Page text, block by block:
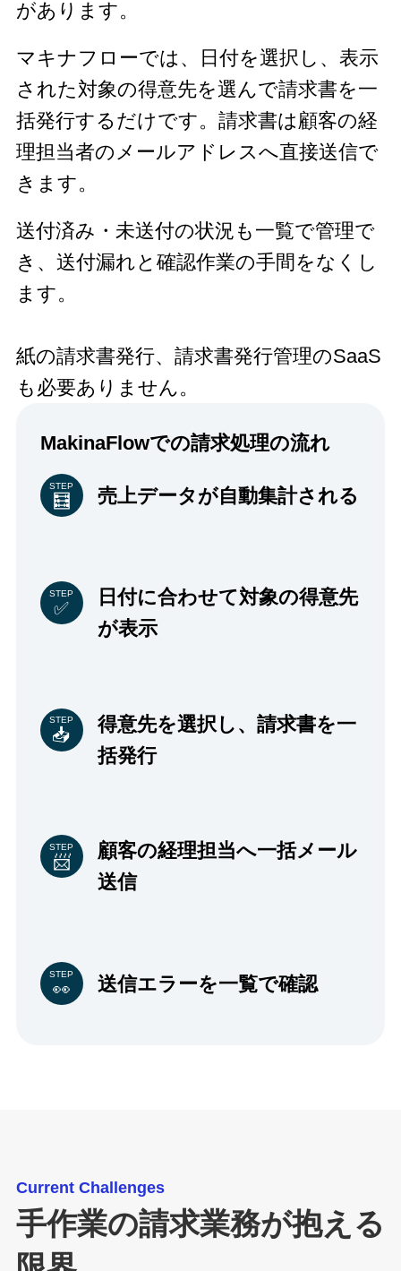
があります。
マキナフローでは、日付を選択し、表示
された対象の得意先を選んで請求書を一
括発行するだけです。請求書は顧客の経
理担当者のメールアドレスへ直接送信で
きます。
送付済み・未送付の状況も一覧で管理で
き、送付漏れと確認作業の手間をなくし
ます。
紙の請求書発行、請求書発行管理のSaaS
も必要ありません。
MakinaFlowでの請求処理の流れ
STEP 売上データが自動集計される
STEP 日付に合わせて対象の得意先
が表示
STEP
得意先を選択し、請求書を一
括発行
STEP
顧客の経理担当へ一括メール
送信
STEP 送信エラーを一覧で確認
Current Challenges
手作業の請求業務が抱える